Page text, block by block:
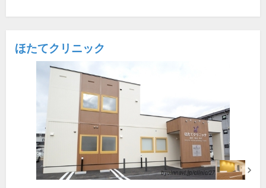
ほたてクリニック